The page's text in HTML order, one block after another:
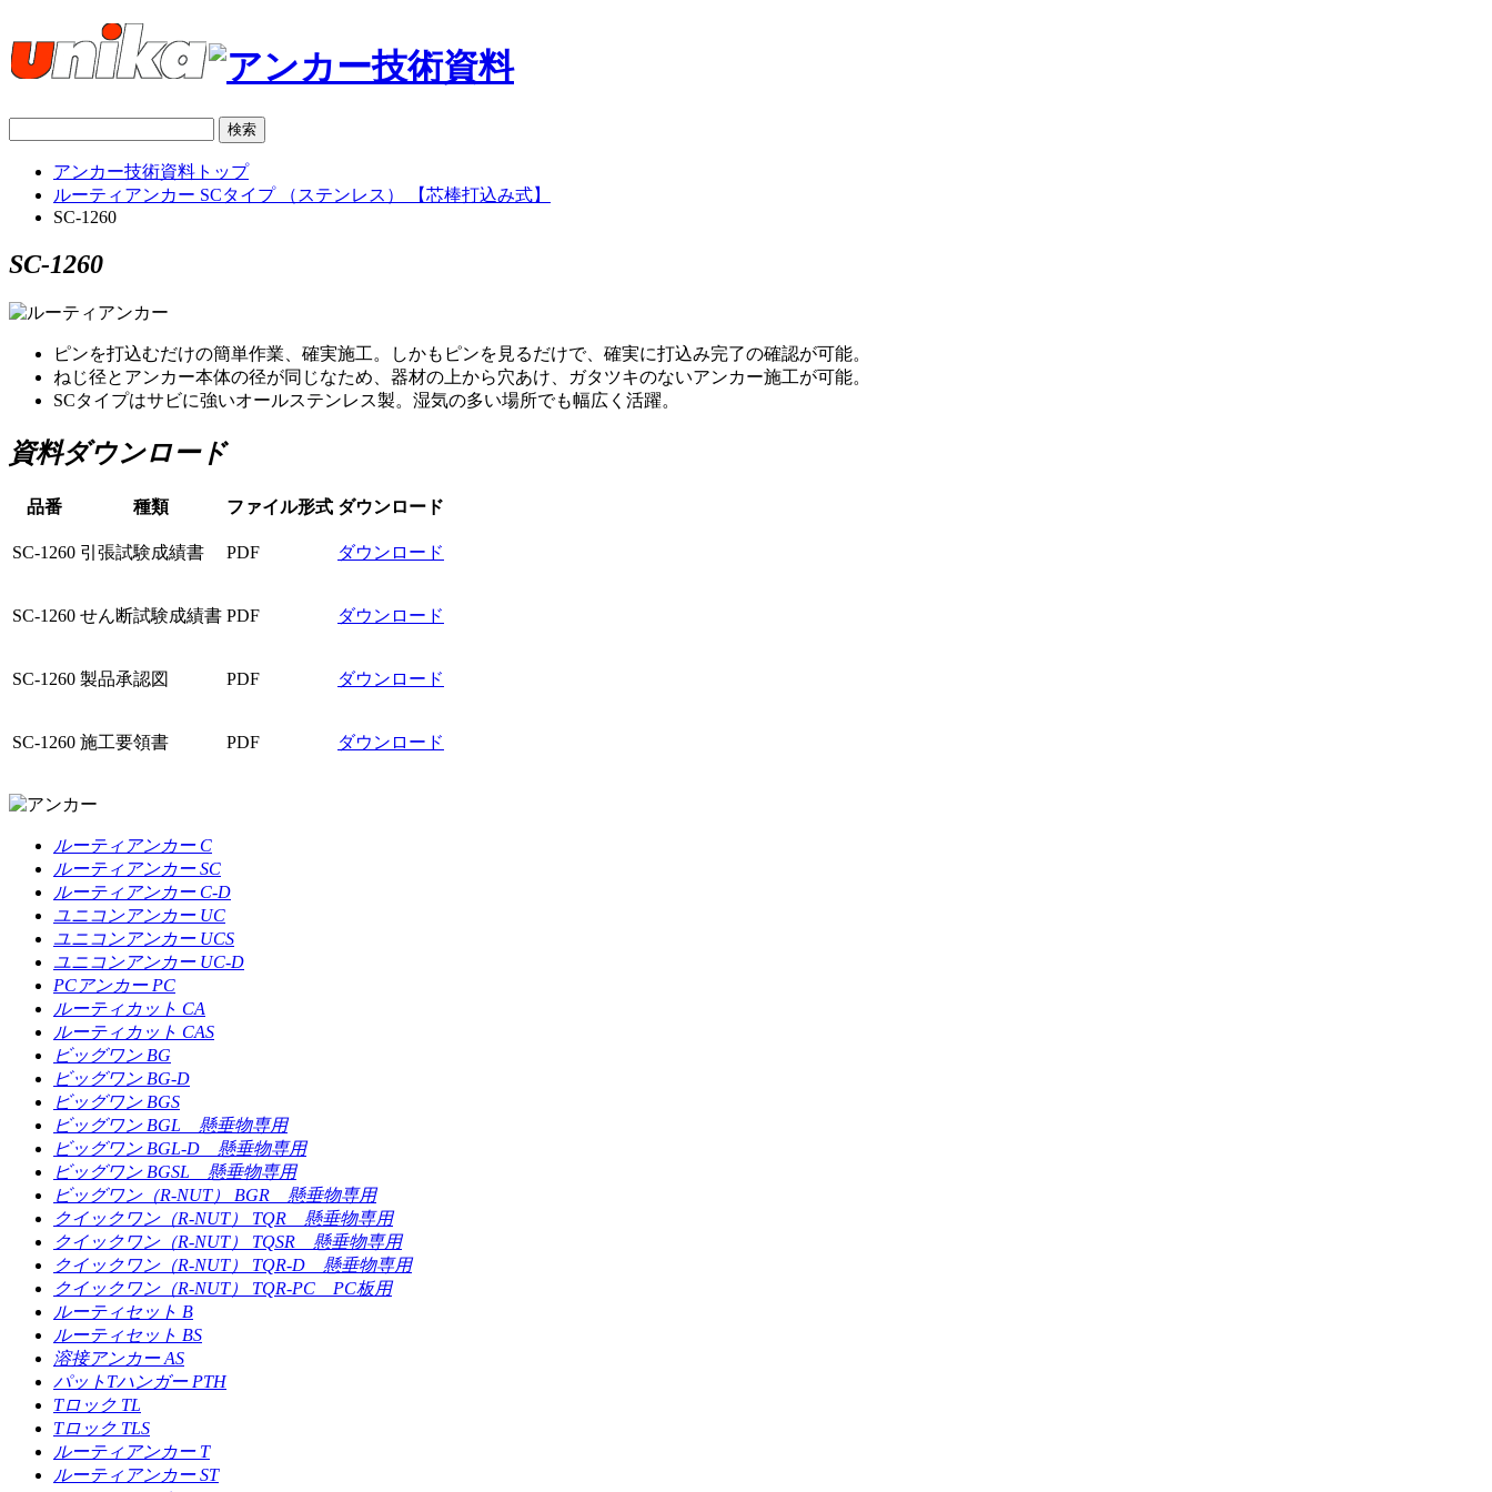
アンカー技術資料トップ
ルーティアンカー SCタイプ （ステンレス） 【芯棒打込み式】
SC-1260
SC-1260
ピンを打込むだけの簡単作業、確実施工。しかもピンを見るだけで、確実に打込み完了の確認が可能。
ねじ径とアンカー本体の径が同じなため、器材の上から穴あけ、ガタツキのないアンカー施工が可能。
SCタイプはサビに強いオールステンレス製。湿気の多い場所でも幅広く活躍。
資料ダウンロード
品番 種類 ファイル形式 ダウンロード
SC-1260 引張試験成績書 PDF ダウンロード
SC-1260 せん断試験成績書 PDF ダウンロード
SC-1260 製品承認図 PDF ダウンロード
SC-1260 施工要領書 PDF ダウンロード
ルーティアンカー C
ルーティアンカー SC
ルーティアンカー C-D
ユニコンアンカー UC
ユニコンアンカー UCS
ユニコンアンカー UC-D
PCアンカー PC
ルーティカット CA
ルーティカット CAS
ビッグワン BG
ビッグワン BG-D
ビッグワン BGS
ビッグワン BGL 懸垂物専用
ビッグワン BGL-D 懸垂物専用
ビッグワン BGSL 懸垂物専用
ビッグワン（R-NUT） BGR 懸垂物専用
クイックワン（R-NUT） TQR 懸垂物専用
クイックワン（R-NUT） TQSR 懸垂物専用
クイックワン（R-NUT） TQR-D 懸垂物専用
クイックワン（R-NUT） TQR-PC PC板用
ルーティセット B
ルーティセット BS
溶接アンカー AS
パットTハンガー PTH
Tロック TL
Tロック TLS
ルーティアンカー T
ルーティアンカー ST